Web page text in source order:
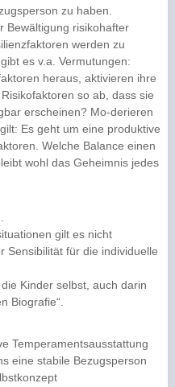
zu haben.
Bewältigung risikohafter
werden zu
es v.a. Vermutungen:
heraus, aktivieren ihre
so ab, dass sie
erscheinen? Mo-derieren
Es geht um eine produktive
Welche Balance einen
wohl das Geheimnis jedes
gilt es nicht
Sensibilität für die individuelle
Kinder selbst, auch darin
Biografie“.
Temperamentsausstattung
eine stabile Bezugsperson